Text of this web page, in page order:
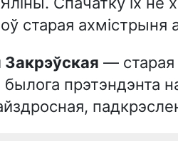
старая ахмістрыня
Закрэўская —
былога прэтэндэнта